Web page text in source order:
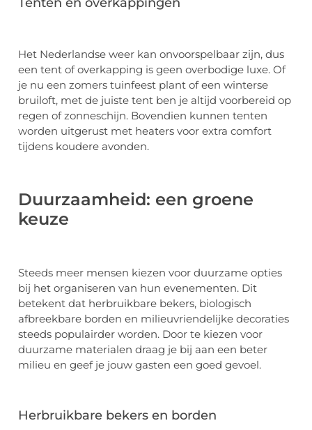
Het Nederlandse weer kan onvoorspelbaar zijn, dus
een tent of overkapping is geen overbodige luxe. Of
je nu een zomers tuinfeest plant of een winterse
bruiloft, met de juiste tent ben je altijd voorbereid op
regen of zonneschijn. Bovendien kunnen tenten
worden uitgerust met heaters voor extra comfort
tijdens koudere avonden.
Duurzaamheid: een groene
keuze
Steeds meer mensen kiezen voor duurzame opties
bij het organiseren van hun evenementen. Dit
betekent dat herbruikbare bekers, biologisch
afbreekbare borden en milieuvriendelijke decoraties
steeds populairder worden. Door te kiezen voor
duurzame materialen draag je bij aan een beter
milieu en geef je jouw gasten een goed gevoel.
Herbruikbare bekers en borden